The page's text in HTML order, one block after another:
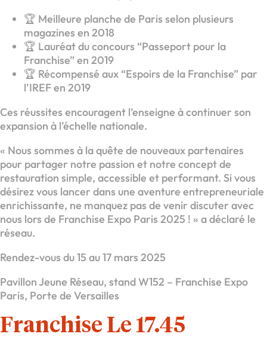
🏆 Meilleure planche de Paris selon plusieurs
magazines en 2018
🏆 Lauréat du concours “Passeport pour la
Franchise” en 2019
🏆 Récompensé aux “Espoirs de la Franchise” par
l’IREF en 2019
Ces réussites encouragent l’enseigne à continuer son
expansion à l’échelle nationale.
« Nous sommes à la quête de nouveaux partenaires
pour partager notre passion et notre concept de
restauration simple, accessible et performant. Si vous
désirez vous lancer dans une aventure entrepreneuriale
enrichissante, ne manquez pas de venir discuter avec
nous lors de Franchise Expo Paris 2025 ! » a déclaré le
réseau.
Rendez-vous du 15 au 17 mars 2025
Pavillon Jeune Réseau, stand W152 – Franchise Expo
Paris, Porte de Versailles
Franchise Le 17.45